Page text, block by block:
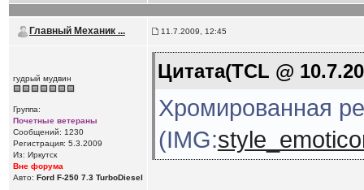
Главный Механик ... 11.7.2009, 12:45
гудрый мудвин
Группа:
Почетные ветераны
Сообщений: 1230
Регистрация: 5.3.2009
Из: Иркутск
Вне форума
Авто: Ford F-250 7.3 TurboDiesel
Цитата(TCL @
Хромированная
(IMG: